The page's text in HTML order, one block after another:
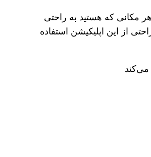
مکانی که هستید به راحتی
از این اپلیکیشن استفاده